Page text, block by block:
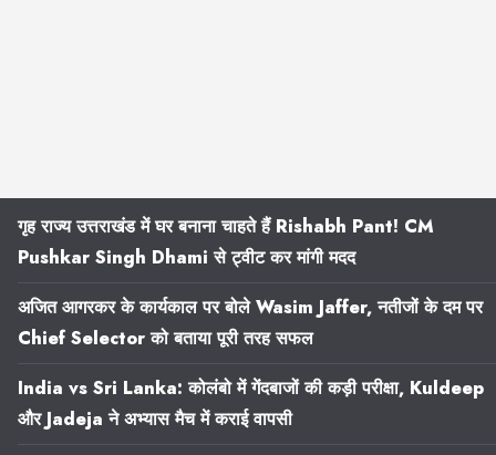
गृह राज्य उत्तराखंड में घर बनाना चाहते हैं Rishabh Pant! CM
Pushkar Singh Dhami से ट्वीट कर मांगी मदद
अजित आगरकर के कार्यकाल पर बोले Wasim Jaffer, नतीजों के दम पर
Chief Selector को बताया पूरी तरह सफल
India vs Sri Lanka: कोलंबो में गेंदबाजों की कड़ी परीक्षा, Kuldeep
और Jadeja ने अभ्यास मैच में कराई वापसी